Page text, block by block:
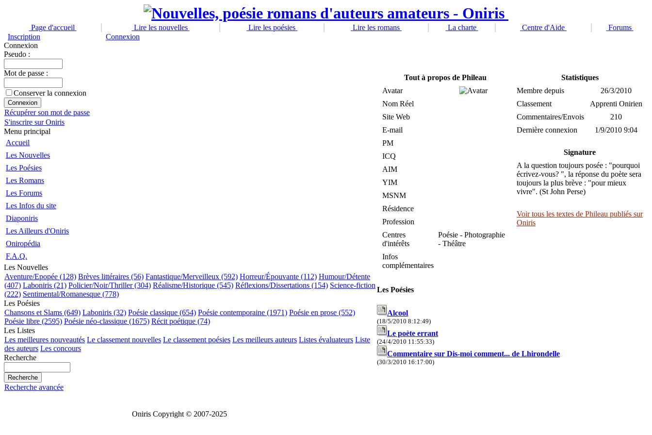
Page d'accueil Lire les nouvelles Lire les poésies Lire les romans La charte Centre d'Aide
Forums
Inscription
Connexion
Connexion
Pseudo :
Mot de passe :
Conserver la connexion
Récupérer son mot de passe
S'inscrire sur Oniris
Menu principal
Accueil
Les Nouvelles
Les Poésies
Les Romans
Les Forums
Les Infos du site
Diaponiris
Les Ailleurs d'Oniris
Oniropédia
F.A.Q.
Les Nouvelles
Aventure/Epopée (128) Brèves littéraires (56) Fantastique/Merveilleux (592) Horreur/Épouvante (112) Humour/Détente
(407) Laboniris (21) Policier/Noir/Thriller (304) Réalisme/Historique (545) Réflexions/Dissertations (154) Science-fiction
(222) Sentimental/Romanesque (778)
Les Poésies
Chansons et Slams (649) Laboniris (32) Poésie classique (654) Poésie contemporaine (1971) Poésie en prose (552)
Poésie libre (2595) Poésie néo-classique (1675) Récit poétique (74)
Les Listes
Les meilleures nouveautés Le classement nouvelles Le classement poésies Les meilleurs auteurs Listes évaluateurs Liste
des auteurs Les concours
Recherche
Recherche avancée
Tout à propos de Phileau
Avatar
Nom Réel
Site Web
E-mail
PM
ICQ
AIM
YIM
MSNM
Résidence
Profession
Centres
d'intérêts
Poésie - Photographie
- Théâtre
Infos
complémentaires
Statistiques
Membre depuis
26/3/2010
Classement
Apprenti Onirien
Commentaires/Envois
210
Dernière connexion
1/9/2010 9:04
Signature
A la question toujours posée : "pourquoi
écrivez-vous? ", la réponse du poète sera
toujours la plus brève : "pour mieux
vivre". (St John Perse)
Voir tous les textes de Phileau publiés sur
Oniris
Les Poésies
Alcool
(18/5/2010 8:12:49)
Le poète errant
(24/4/2010 11:55:33)
Commentaire sur Dis-moi comment... de Lhirondelle
(30/3/2010 16:17:00)
Oniris Copyright © 2007-2025